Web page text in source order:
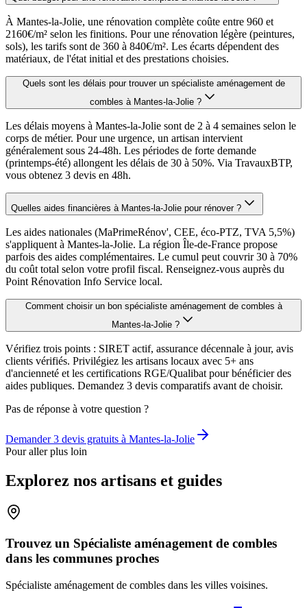
À Mantes-la-Jolie, une rénovation complète coûte entre 960 et
2160€/m² selon les finitions. Pour une rénovation légère (peintures,
sols), les tarifs sont de 360 à 840€/m². Les écarts dépendent des
matériaux, de l'état initial et des prestations choisies.
Quels sont les délais pour trouver un spécialiste aménagement de
combles à Mantes-la-Jolie ?
Les délais moyens à Mantes-la-Jolie sont de 2 à 4 semaines selon le
corps de métier. Pour une urgence, un artisan intervient
généralement sous 24-48h. Les périodes de forte demande
(printemps-été) allongent les délais de 30 à 50%. Via TravauxBTP,
vous obtenez 3 devis en 48h.
Quelles aides financières à Mantes-la-Jolie pour rénover ?
Les aides nationales (MaPrimeRénov', CEE, éco-PTZ, TVA 5,5%)
s'appliquent à Mantes-la-Jolie. La région Île-de-France propose
parfois des aides complémentaires. Le cumul peut couvrir 30 à 70%
du coût total selon votre profil fiscal. Renseignez-vous auprès du
Point Rénovation Info Service local.
Comment choisir un bon spécialiste aménagement de combles à
Mantes-la-Jolie ?
Vérifiez trois points : SIRET actif, assurance décennale à jour, avis
clients vérifiés. Privilégiez les artisans locaux avec 5+ ans
d'ancienneté et les certifications RGE/Qualibat pour bénéficier des
aides publiques. Demandez 3 devis comparatifs avant de choisir.
Pas de réponse à votre question ?
Demander 3 devis gratuits à Mantes-la-Jolie
Pour aller plus loin
Explorez nos artisans et guides
Trouvez un Spécialiste aménagement de combles
dans les communes proches
Spécialiste aménagement de combles dans les villes voisines.